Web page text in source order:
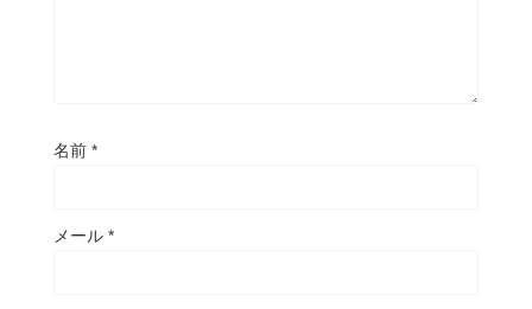
名前 *
メール *